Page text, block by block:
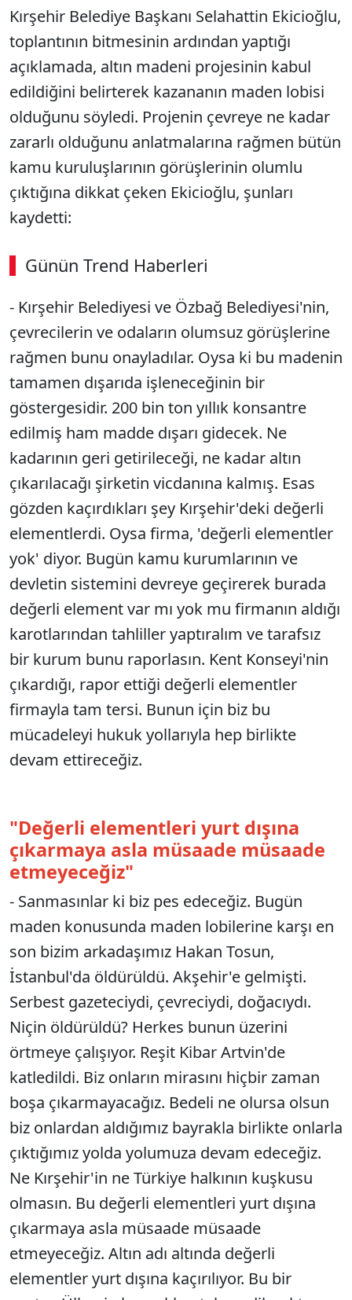
Kırşehir Belediye Başkanı Selahattin Ekicioğlu,
toplantının bitmesinin ardından yaptığı
açıklamada, altın madeni projesinin kabul
edildiğini belirterek kazananın maden lobisi
olduğunu söyledi. Projenin çevreye ne kadar
zararlı olduğunu anlatmalarına rağmen bütün
kamu kuruluşlarının görüşlerinin olumlu
çıktığına dikkat çeken Ekicioğlu, şunları
kaydetti:
Günün Trend Haberleri
- Kırşehir Belediyesi ve Özbağ Belediyesi'nin,
çevrecilerin ve odaların olumsuz görüşlerine
rağmen bunu onayladılar. Oysa ki bu madenin
tamamen dışarıda işleneceğinin bir
göstergesidir. 200 bin ton yıllık konsantre
edilmiş ham madde dışarı gidecek. Ne
kadarının geri getirileceği, ne kadar altın
çıkarılacağı şirketin vicdanına kalmış. Esas
gözden kaçırdıkları şey Kırşehir'deki değerli
elementlerdi. Oysa firma, 'değerli elementler
yok' diyor. Bugün kamu kurumlarının ve
devletin sistemini devreye geçirerek burada
değerli element var mı yok mu firmanın aldığı
karotlarından tahliller yaptıralım ve tarafsız
bir kurum bunu raporlasın. Kent Konseyi'nin
çıkardığı, rapor ettiği değerli elementler
firmayla tam tersi. Bunun için biz bu
mücadeleyi hukuk yollarıyla hep birlikte
devam ettireceğiz.
"Değerli elementleri yurt dışına
çıkarmaya asla müsaade müsaade
etmeyeceğiz"
- Sanmasınlar ki biz pes edeceğiz. Bugün
maden konusunda maden lobilerine karşı en
son bizim arkadaşımız Hakan Tosun,
İstanbul'da öldürüldü. Akşehir'e gelmişti.
Serbest gazeteciydi, çevreciydi, doğacıydı.
Niçin öldürüldü? Herkes bunun üzerini
örtmeye çalışıyor. Reşit Kibar Artvin'de
katledildi. Biz onların mirasını hiçbir zaman
boşa çıkarmayacağız. Bedeli ne olursa olsun
biz onlardan aldığımız bayrakla birlikte onlarla
çıktığımız yolda yolumuza devam edeceğiz.
Ne Kırşehir'in ne Türkiye halkının kuşkusu
olmasın. Bu değerli elementleri yurt dışına
çıkarmaya asla müsaade müsaade
etmeyeceğiz. Altın adı altında değerli
elementler yurt dışına kaçırılıyor. Bu bir